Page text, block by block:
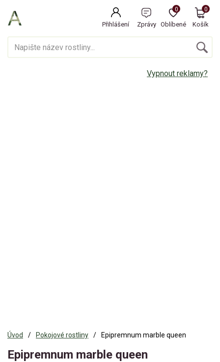
Přihlášení Zprávy Oblíbené
0
Košík
0
Vypnout reklamy?
Úvod Pokojové rostliny Epipremnum marble queen
Epipremnum marble queen